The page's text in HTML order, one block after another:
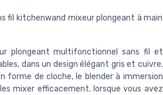
fil kitchenwand mixeur plongeant à main
plongeant multifonctionnel sans fil et
dans un design élégant gris et cuivre.
forme de cloche, le blender à immersion
mixer efficacement. lorsque vous avez